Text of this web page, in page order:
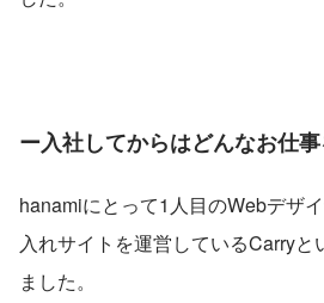
ー入社してからはどんなお仕
hanamiにとって1人目のWebデザ
入れサイトを運営しているCarryと
ました。